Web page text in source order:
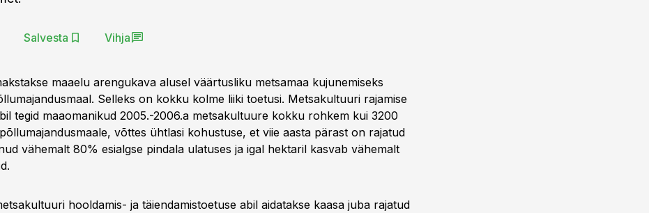
Salvesta Vihja
maaelu arengukava alusel väärtusliku metsamaa kujunemiseks
Selleks on kokku kolme liiki toetusi. Metsakultuuri rajamise
tegid maaomanikud 2005.-2006.a metsakultuure kokku rohkem kui 3200
võttes ühtlasi kohustuse, et viie aasta pärast on rajatud
vähemalt 80% esialgse pindala ulatuses ja igal hektaril kasvab vähemalt
hooldamis- ja täiendamistoetuse abil aidatakse kaasa juba rajatud